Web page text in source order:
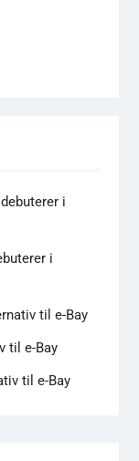
i
i
til e-Bay
til e-Bay
til e-Bay